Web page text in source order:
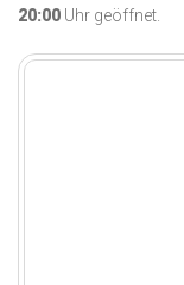
20:00 Uhr geöffnet.